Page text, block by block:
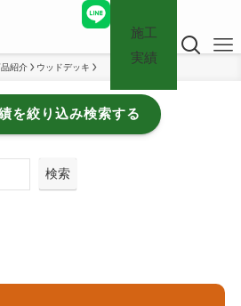
施工
実績
紹介 ウッドデッキ
を絞り込み検索する
検索